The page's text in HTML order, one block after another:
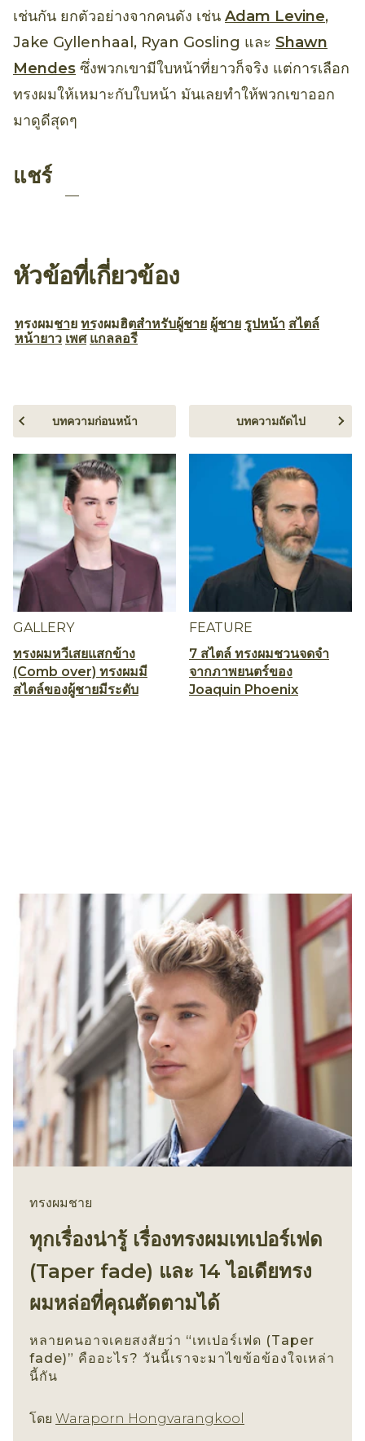
เช่นกัน ยกตัวอย่างจากคนดัง เช่น Adam Levine,
Jake Gyllenhaal, Ryan Gosling และ Shawn
Mendes ซึ่งพวกเขามีใบหน้าที่ยาวก็จริง แต่การเลือก
ทรงผมให้เหมาะกับใบหน้า มันเลยทำให้พวกเขาออก
มาดูดีสุดๆ
แชร์
หัวข้อที่เกี่ยวข้อง
ทรงผมชาย ทรงผมฮิตสำหรับผู้ชาย ผู้ชาย รูปหน้า สไตล์
หน้ายาว เพศ แกลลอรี
GALLERY
ทรงผมหวีเสยแสกข้าง
(Comb over) ทรงผมมี
สไตล์ของผู้ชายมีระดับ
บทความก่อนหน้า
FEATURE
7 สไตล์ ทรงผมชวนจดจำ
จากภาพยนตร์ของ
Joaquin Phoenix
บทความถัดไป
ทรงผมชาย
ทุกเรื่องน่ารู้ เรื่องทรงผมเทเปอร์เฟด
(Taper fade) และ 14 ไอเดียทรง
ผมหล่อที่คุณตัดตามได้
หลายคนอาจเคยสงสัยว่า “เทเปอร์เฟด (Taper
fade)” คืออะไร? วันนี้เราจะมาไขข้อข้องใจเหล่า
นี้กัน
โดย Waraporn Hongvarangkool